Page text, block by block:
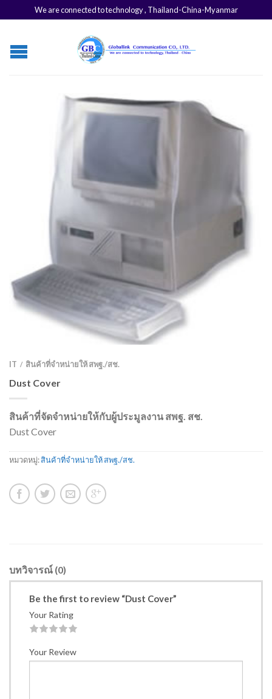
We are connected to technology , Thailand-China-Myanmar
IT / สินค้าที่จำหน่ายให้ สพฐ./สช.
Dust Cover
สินค้าที่จัดจำหน่ายให้กับผู้ประมูลงาน สพฐ. สช.
Dust Cover
หมวดหมู่:สินค้าที่จำหน่ายให้ สพฐ./สช.
บทวิจารณ์ (0)
Be the first to review “Dust Cover”
Your Rating
Your Review